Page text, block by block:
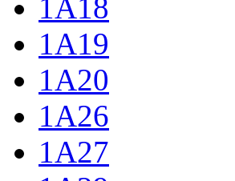
1A18
1A19
1A20
1A26
1A27